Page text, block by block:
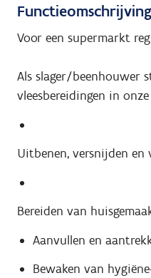
Functieomschrijving
Voor een supermarkt
Als slager/beenhouwer
vleesbereidingen in
Uitbenen, versnijden en
Bereiden van
Aanvullen en
Bewaken van